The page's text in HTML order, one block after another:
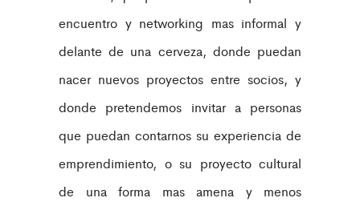
encuentro y networking mas informal y
delante de una cerveza, donde puedan
nacer nuevos proyectos entre socios, y
donde pretendemos invitar a personas
que puedan contarnos su experiencia de
emprendimiento, o su proyecto cultural
de una forma mas amena y menos